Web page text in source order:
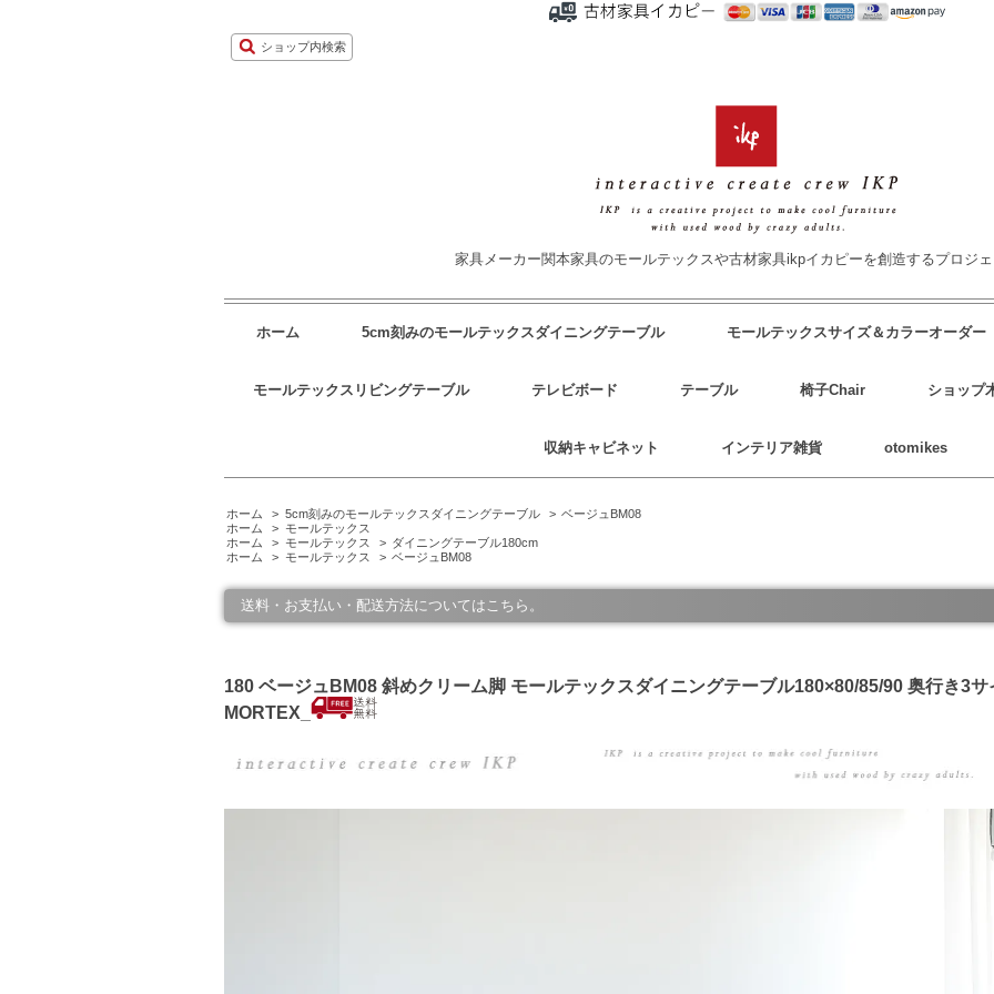
ショップ内検索
家具メーカー関本家具のモールテックスや古材家具ikpイカピーを創造するプロジ
ホーム 5cm刻みのモールテックスダイニングテーブル モールテックスサイズ＆カラーオーダー
モールテックスリビングテーブル テレビボード テーブル 椅子Chair ショップ
収納キャビネット インテリア雑貨 otomikes
ホーム > 5cm刻みのモールテックスダイニングテーブル > ベージュBM08
ホーム
> モールテックス
ホーム
> モールテックス > ダイニングテーブル180cm
ホーム
> モールテックス > ベージュBM08
送料・お支払い・配送方法についてはこちら。
180 ベージュBM08 斜めクリーム脚 モールテックスダイニングテーブル180×80/85/90 奥行き3
MORTEX_